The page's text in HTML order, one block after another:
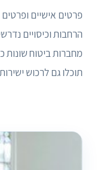
פרטים אישיים
הרחבות וכיסויים
מחברות ביטוח
תוכלו גם לרכוש